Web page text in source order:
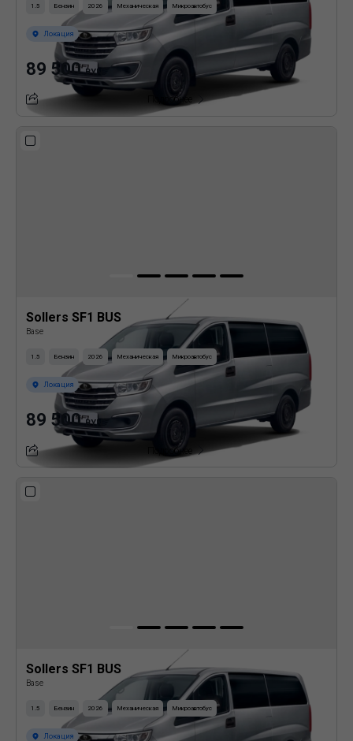
1.5 Бензин 2026 Механическая Микроавтобус
Локация
89 500 BYN
Подробнее
Sollers SF1 BUS
Base
1.5 Бензин 2026 Механическая Микроавтобус
Локация
89 500 BYN
Подробнее
Sollers SF1 BUS
Base
1.5 Бензин 2026 Механическая Микроавтобус
Локация